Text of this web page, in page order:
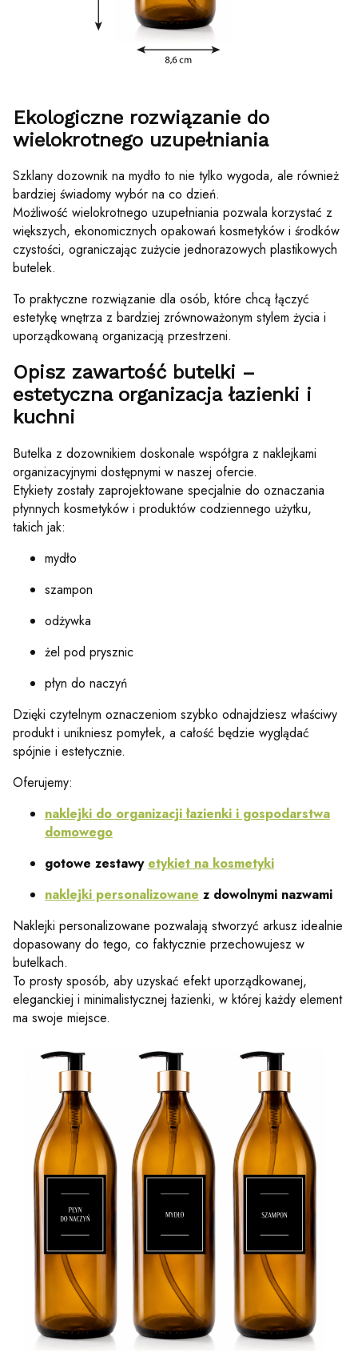
Ekologiczne rozwiązanie do
wielokrotnego uzupełniania
Szklany dozownik na mydło to nie tylko wygoda, ale również
bardziej świadomy wybór na co dzień.
Możliwość wielokrotnego uzupełniania pozwala korzystać z
większych, ekonomicznych opakowań kosmetyków i środków
czystości, ograniczając zużycie jednorazowych plastikowych
butelek.
To praktyczne rozwiązanie dla osób, które chcą łączyć
estetykę wnętrza z bardziej zrównoważonym stylem życia i
uporządkowaną organizacją przestrzeni.
Opisz zawartość butelki –
estetyczna organizacja łazienki i
kuchni
Butelka z dozownikiem doskonale współgra z naklejkami
organizacyjnymi dostępnymi w naszej ofercie.
Etykiety zostały zaprojektowane specjalnie do oznaczania
płynnych kosmetyków i produktów codziennego użytku,
takich jak:
mydło
szampon
odżywka
żel pod prysznic
płyn do naczyń
Dzięki czytelnym oznaczeniom szybko odnajdziesz właściwy
produkt i unikniesz pomyłek, a całość będzie wyglądać
spójnie i estetycznie.
Oferujemy:
naklejki do organizacji łazienki i gospodarstwa
domowego
gotowe zestawy etykiet na kosmetyki
naklejki personalizowane z dowolnymi nazwami
Naklejki personalizowane pozwalają stworzyć arkusz idealnie
dopasowany do tego, co faktycznie przechowujesz w
butelkach.
To prosty sposób, aby uzyskać efekt uporządkowanej,
eleganckiej i minimalistycznej łazienki, w której każdy element
ma swoje miejsce.